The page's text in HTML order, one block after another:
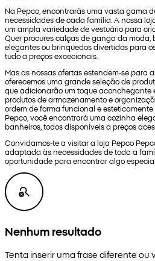
Na Pepco, encontrarás uma vasta gama
necessidades de cada família. A nossa
um ampla variedade de vestuário para
Quer procures calças de ganga da moda,
elegantes ou brinquedos divertidos para
tudo a preços excecionais.
Mas as nossas ofertas estendem-se para
oferecemos uma grande seleção de
que adicionarão um toque aconchegante
produtos de armazenamento e
ordem de forma funcional e
Pepco, você encontrará uma cozinha
banheiros, todos disponíveis a preços
Convidamos-te a visitar a loja Pepco
adaptada às necessidades de toda a
oportunidade para encontrar algo
Nenhum resultado
Tenta inserir uma frase diferente ou